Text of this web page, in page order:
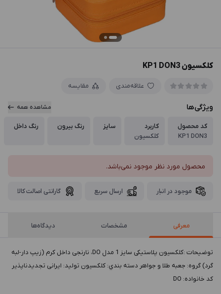
کلکسیون KP1 DON3
علاقه‌مندی مقایسه
ویژگی‌ها مشاهده همه
کد محصول
KP1 DON3
کاربرد
کلکسیون
سایز رنگ بیرون رنگ داخل
محصول مورد نظر موجود نمی‌باشد.
موجود در انبار ارسال سریع گارانتی اصالت کالا
معرفی مشخصات دیدگاه‌ها
توضيحات :کلکسیون پلاستیکی سایز 1 مدل DO، نارنجی داخل کرم (زیپ دار-لبه
گرد) گروه: جعبه طلا و جواهر دسته بندي: کلکسیون توليد: ایرانی تجدیدناپذیر
کد خانواده: DO